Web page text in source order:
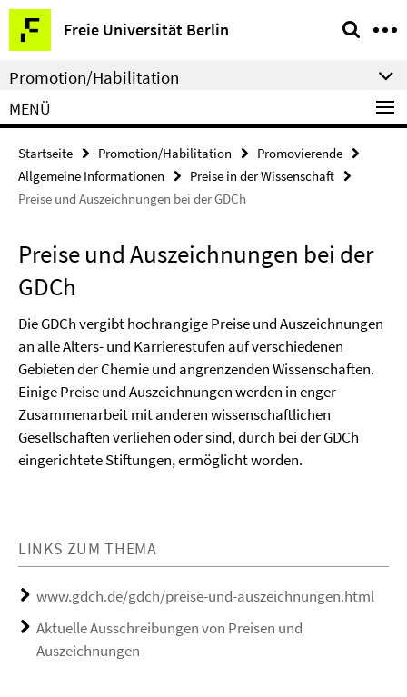
Springe
direkt
zu
Inhalt
Freie Universität Berlin
Service-
Navigation
Promotion/Habilitation
MENÜ
Startseite Promotion/Habilitation
Promovierende
Allgemeine Informationen
Preise in der Wissenschaft
Preise und Auszeichnungen bei der GDCh
Preise und Auszeichnungen bei der
GDCh
Die GDCh vergibt hochrangige Preise und Auszeichnungen
an alle Alters- und Karrierestufen auf verschiedenen
Gebieten der Chemie und angrenzenden Wissenschaften.
Einige Preise und Auszeichnungen werden in enger
Zusammenarbeit mit anderen wissenschaftlichen
Gesellschaften verliehen oder sind, durch bei der GDCh
eingerichtete Stiftungen, ermöglicht worden.
LINKS ZUM THEMA
www.gdch.de/gdch/preise-und-auszeichnungen.html
Aktuelle Ausschreibungen von Preisen und
Auszeichnungen